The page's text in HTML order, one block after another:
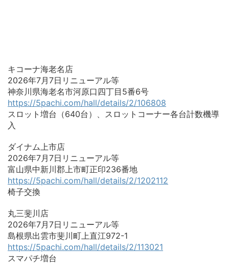
キコーナ海老名店
2026年7月7日リニューアル等
神奈川県海老名市河原口四丁目5番6号
https://5pachi.com/hall/details/2/106808
スロット増台（640台）、スロットコーナー各台計数機導
入
ダイナム上市店
2026年7月7日リニューアル等
富山県中新川郡上市町正印236番地
https://5pachi.com/hall/details/2/1202112
椅子交換
丸三斐川店
2026年7月7日リニューアル等
島根県出雲市斐川町上直江972-1
https://5pachi.com/hall/details/2/113021
スマパチ増台